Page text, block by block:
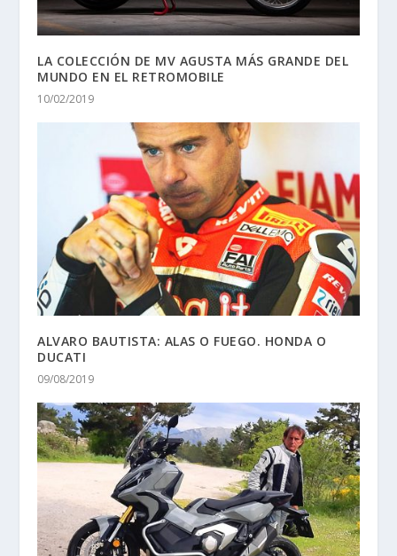
LA COLECCIÓN DE MV AGUSTA MÁS GRANDE DEL
MUNDO EN EL RETROMOBILE
10/02/2019
ALVARO BAUTISTA: ALAS O FUEGO. HONDA O
DUCATI
09/08/2019